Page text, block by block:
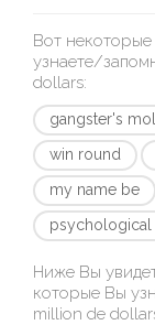
Вот
узнаете/
dollars:
gangster's moll
win round
my name be
psychological
Ниже Вы
которые Вы
million de